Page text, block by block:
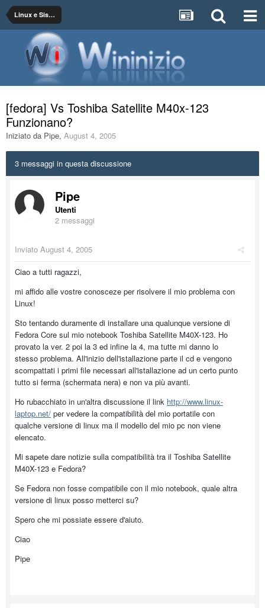
Linux e Sistemi Operativi GNU
[fedora] Vs Toshiba Satellite M40x-123
Funzionano?
Iniziato da Pipe, August 4, 2005
3 messaggi in questa discussione
Pipe
Utenti
2 messaggi
Inviato August 4, 2005
Ciao a tutti ragazzi,
mi affido alle vostre conosceze per risolvere il mio problema con
Linux!
Sto tentando duramente di installare una qualunque versione di
Fedora Core sul mio notebook Toshiba Satellite M40X-123. Ho
provato la ver. 2 poi la 3 ed infine la 4, ma tutte mi danno lo
stesso problema. All'inizio dell'istallazione parte il cd e vengono
scompattati i primi file necessari all'istallazione ad un certo punto
tutto si ferma (schermata nera) e non va più avanti.
Ho rubacchiato in un'altra discussione il link http://www.linux-
laptop.net/ per vedere la compatibilità del mio portatile con
qualche versione di linux ma il modello del mio pc non viene
elencato.
Mi sapete dare notizie sulla compatibilità tra il Toshiba Satellite
M40X-123 e Fedora?
Se Fedora non fosse compatibile con il mio notebook, quale altra
versione di linux posso metterci su?
Spero che mi possiate essere d'aiuto.
Ciao
Pipe